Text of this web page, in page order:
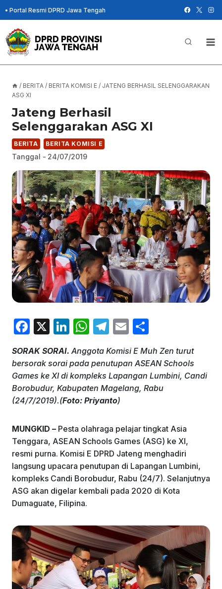
Skip
to
content
• Portal Resmi DPRD Jawa Tengah
/ BERITA / BERITA KOMISI E / JATENG BERHASIL SELENGGARAKAN
ASG XI
Jateng Berhasil
Selenggarakan ASG XI
BERITA BERITA KOMISI E
Tanggal - 24/07/2019
F
c
e
b
o
o
k
X
Li
k
e
dI
n
W
at
s
A
p
p
T
e
gr
a
m
E
ai
l
ar
e
SORAK SORAI. Anggota Komisi E Muh Zen turut
bersorak sorai pada penutupan ASEAN Schools
Games ke XI di kompleks Lapangan Lumbini, Candi
Borobudur, Kabupaten Magelang, Rabu
(24/7/2019).(Foto: Priyanto)
MUNGKID – Pesta olahraga pelajar tingkat Asia
Tenggara, ASEAN Schools Games (ASG) ke XI,
resmi purna. Komisi E DPRD Jateng menghadiri
langsung upacara penutupan di Lapangan Lumbini,
kompleks Candi Borobudur, Rabu (24/7). Selanjutnya
ASG akan digelar kembali pada 2020 di Kota
Dumaguate, Filipina.